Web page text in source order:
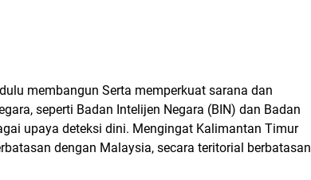
membangun Serta memperkuat sarana dan
seperti Badan Intelijen Negara (BIN) dan Badan
upaya deteksi dini. Mengingat Kalimantan Timur
dengan Malaysia, secara teritorial berbatasan